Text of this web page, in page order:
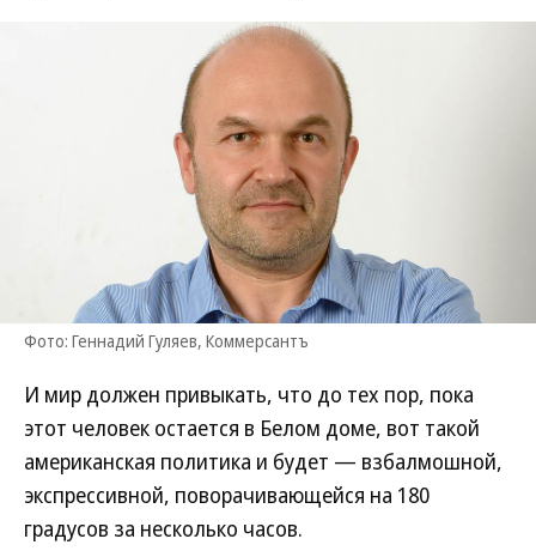
Фото: Геннадий Гуляев, Коммерсантъ
И мир должен привыкать, что до тех пор, пока
этот человек остается в Белом доме, вот такой
американская политика и будет — взбалмошной,
экспрессивной, поворачивающейся на 180
градусов за несколько часов.